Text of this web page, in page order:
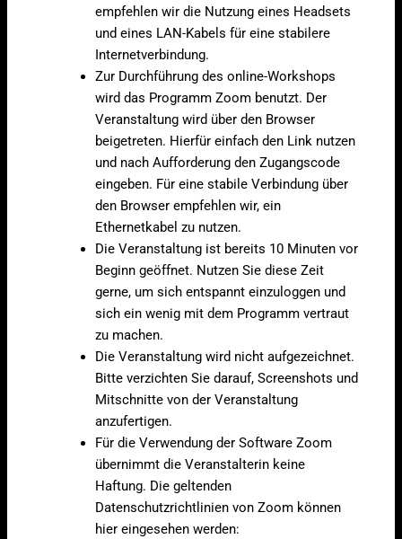
empfehlen wir die Nutzung eines Headsets
und eines LAN-Kabels für eine stabilere
Internetverbindung.
Zur Durchführung des online-Workshops
wird das Programm Zoom benutzt. Der
Veranstaltung wird über den Browser
beigetreten. Hierfür einfach den Link nutzen
und nach Aufforderung den Zugangscode
eingeben. Für eine stabile Verbindung über
den Browser empfehlen wir, ein
Ethernetkabel zu nutzen.
Die Veranstaltung ist bereits 10 Minuten vor
Beginn geöffnet. Nutzen Sie diese Zeit
gerne, um sich entspannt einzuloggen und
sich ein wenig mit dem Programm vertraut
zu machen.
Die Veranstaltung wird nicht aufgezeichnet.
Bitte verzichten Sie darauf, Screenshots und
Mitschnitte von der Veranstaltung
anzufertigen.
Für die Verwendung der Software Zoom
übernimmt die Veranstalterin keine
Haftung. Die geltenden
Datenschutzrichtlinien von Zoom können
hier eingesehen werden: